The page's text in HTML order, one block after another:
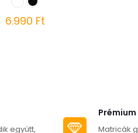
6.990 Ft
együtt,
Matricák